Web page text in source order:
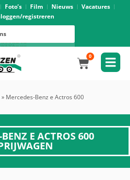
Foto’s Film Nieuws
Vacatures
registreren
0
» Mercedes-Benz e Actros 600
E ACTROS 600